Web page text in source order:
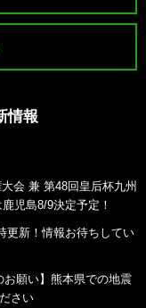
情報
会 兼 第48回皇后杯九州
児島8/9決定予定！
更新！情報お待ちしてい
お願い】熊本県での地震
さい